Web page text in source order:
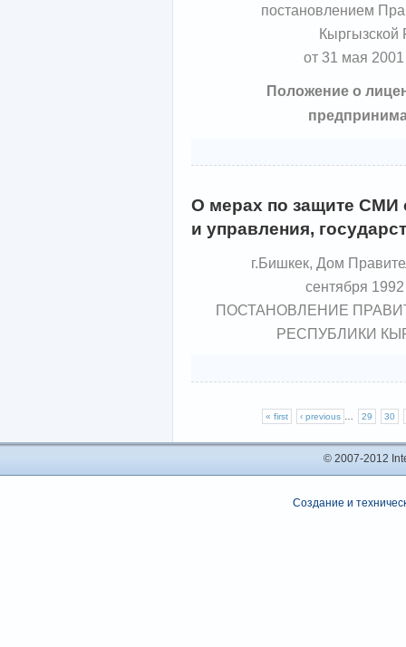
постановлением
Кыргызской
от 31 мая
Положение о
О мерах по защите СМИ
и управления,
г.Бишкек, Дом
сентября
ПОСТАНОВЛЕНИЕ
РЕСПУБЛИКИ
« first ‹ previous 29 30
© 2007-2012
Создание и